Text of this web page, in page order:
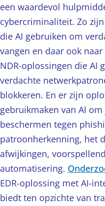
een waardevol
cybercriminaliteit. Zo
die AI gebruiken om
vangen en daar ook
NDR-oplossingen die AI
verdachte
blokkeren. En er zijn
gebruikmaken van AI
beschermen tegen
patroonherkenning, het
afwijkingen,
automatisering.
EDR-oplossing met AI-
biedt ten opzichte van